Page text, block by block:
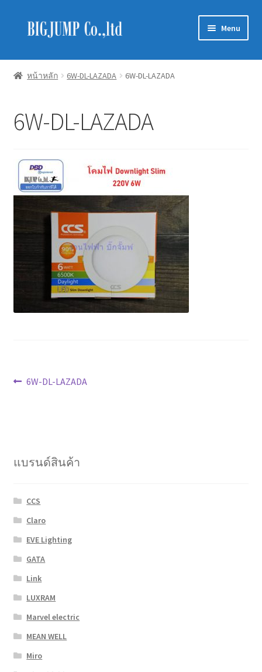
Skip
Skip
Menu
Schneider Electric
EVE Lighting
Mitsubishi
LUXRAM
Marvel electric
วิธีการชำระเงิน
หน้าหลัก 6W-DL-LAZADA 6W-DL-LAZADA
6W-DL-LAZADA
แนะแนว
Previous
6W-DL-LAZADA
แบรนด์สินค้า
CCS
Claro
EVE Lighting
GATA
Link
LUXRAM
Marvel electric
MEAN WELL
Miro